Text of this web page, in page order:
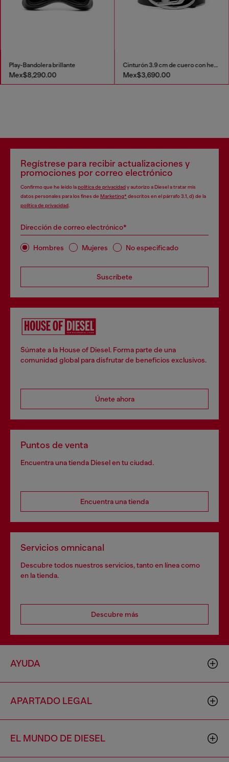
Play-Bandolera brillante
Mex$8,290.00
Cinturón 3.9 cm de cuero con hebilla Oval D
Mex$3,690.00
Regístrese para recibir actualizaciones y
promociones por correo electrónico
Confirmo que he leído lapolítica de privacidady autorizo a Diesel a tratar mis
datos personales para los fines de Marketing*descritos en el párrafo 3.1, d) de la
política de privacidad
Dirección de correo electrónico*
Hombres Mujeres No especificado
Suscríbete
Súmate a la House of Diesel. Forma parte de una
comunidad global para disfrutar de beneficios exclusivos.
Únete ahora
Puntos de venta
Encuentra una tienda Diesel en tu ciudad.
Encuentra una tienda
Servicios omnicanal
Descubre todos nuestros servicios, tanto en línea como
en la tienda.
Descubre más
AYUDA
APARTADO LEGAL
EL MUNDO DE DIESEL